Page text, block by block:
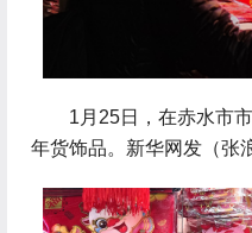
1月25日，在赤水市市
年货饰品。新华网发（张